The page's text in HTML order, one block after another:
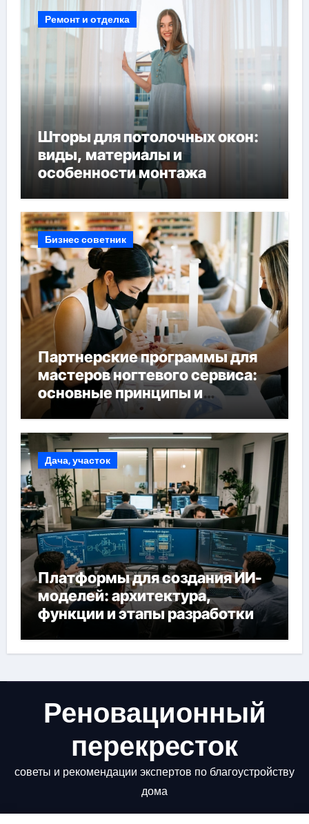
Ремонт и отделка
Шторы для потолочных окон:
виды, материалы и
особенности монтажа
Бизнес советник
Партнерские программы для
мастеров ногтевого сервиса:
основные принципы и
форматы участия
Дача, участок
Платформы для создания ИИ-
моделей: архитектура,
функции и этапы разработки
Реновационный
перекресток
советы и рекомендации экспертов по благоустройству
дома